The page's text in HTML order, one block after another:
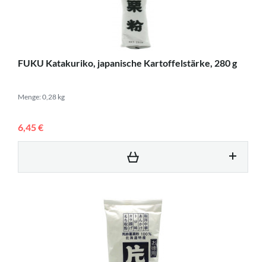
FUKU Katakuriko, japanische Kartoffelstärke, 280 g
Menge: 0,28 kg
6,45 €